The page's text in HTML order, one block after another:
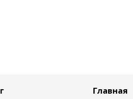
Главная